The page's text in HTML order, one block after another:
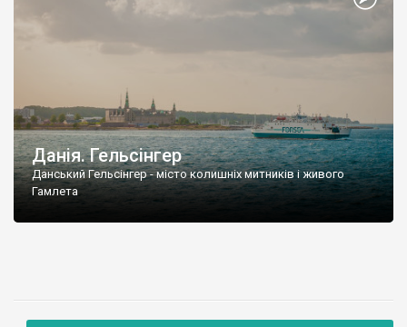
Данія. Гельсінгер
Данський Гельсінгер - місто колишніх митників і живого
Гамлета